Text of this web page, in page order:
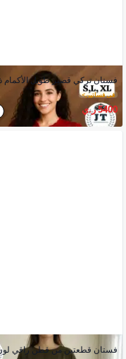
في فساتين>
5400 ر.ي